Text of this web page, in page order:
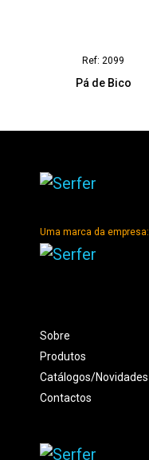
Ref: 2099
Pá de Bico
Uma marca da empresa:
Sobre
Produtos
Catálogos/Novidades
Contactos